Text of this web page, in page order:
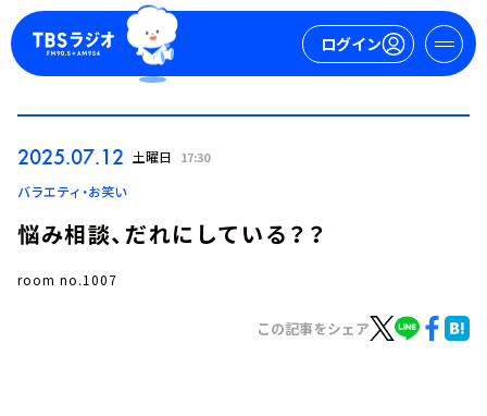
ログイン
ログイン
2025.07.12 土曜日 17:30
バラエティ・お笑い
悩み相談、だれにしている？？
room no.1007
この記事をシェア